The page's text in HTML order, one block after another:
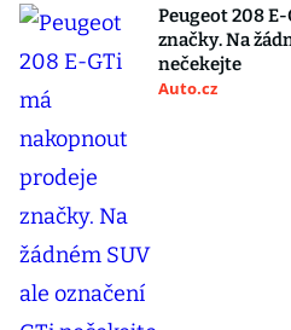
Peugeot 208
značky. Na
nečekejte
Auto.cz